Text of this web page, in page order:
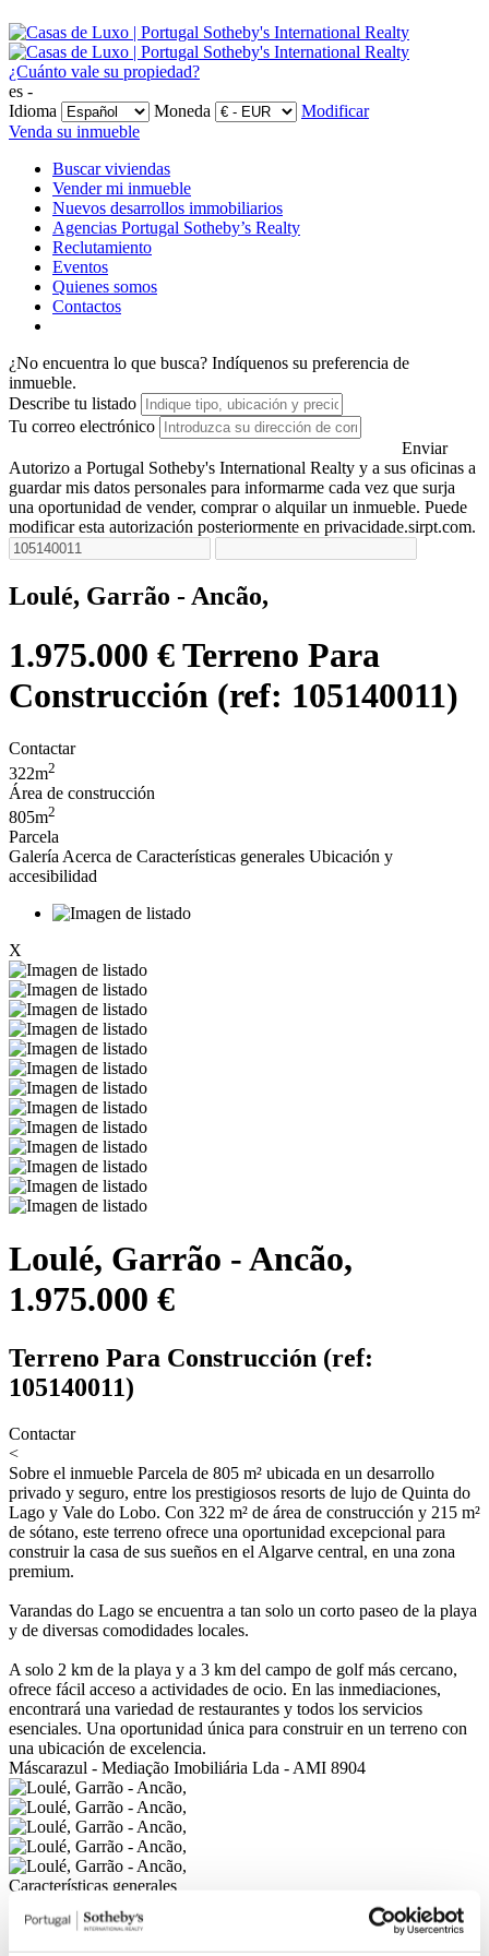
¿Cuánto vale su propiedad?
es -
Idioma
Moneda
Modificar
Venda su inmueble
Buscar viviendas
Vender mi inmueble
Nuevos desarrollos immobiliarios
Agencias Portugal Sotheby’s Realty
Reclutamiento
Eventos
Quienes somos
Contactos
¿No encuentra lo que busca? Indíquenos su preferencia de
inmueble.
Describe tu listado
Tu correo electrónico
Enviar
Autorizo a Portugal Sotheby's International Realty y a sus oficinas a
guardar mis datos personales para informarme cada vez que surja
una oportunidad de vender, comprar o alquilar un inmueble. Puede
modificar esta autorización posteriormente en privacidade.sirpt.com.
Loulé, Garrão - Ancão,
1.975.000 €Terreno Para
Construcción (ref: 105140011)
Contactar
322m2
Área de construcción
805m2
Parcela
Galería Acerca de Características generales Ubicación y
accesibilidad
X
Loulé, Garrão - Ancão,
1.975.000 €
Terreno Para Construcción (ref:
105140011)
Contactar
<
Sobre el inmueble Parcela de 805 m² ubicada en un desarrollo
privado y seguro, entre los prestigiosos resorts de lujo de Quinta do
Lago y Vale do Lobo. Con 322 m² de área de construcción y 215 m²
de sótano, este terreno ofrece una oportunidad excepcional para
construir la casa de sus sueños en el Algarve central, en una zona
premium.
Varandas do Lago se encuentra a tan solo un corto paseo de la playa
y de diversas comodidades locales.
A solo 2 km de la playa y a 3 km del campo de golf más cercano,
ofrece fácil acceso a actividades de ocio. En las inmediaciones,
encontrará una variedad de restaurantes y todos los servicios
esenciales. Una oportunidad única para construir en un terreno con
una ubicación de excelencia.
Máscarazul - Mediação Imobiliária Lda - AMI 8904
Características generales